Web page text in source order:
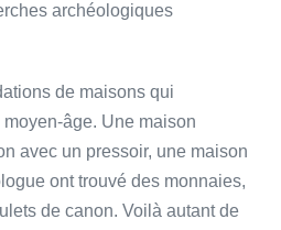
archéologiques
de maisons qui
âge. Une maison
avec un pressoir, une maison
ont trouvé des monnaies,
de canon. Voilà autant de